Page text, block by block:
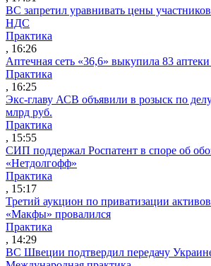
ВС запретил уравнивать цены участников
НДС
Практика
, 16:26
Аптечная сеть «36,6» выкупила 83
Практика
, 16:25
Экс-главу АСВ объявили в розыск по
млрд руб.
Практика
, 15:55
СИП поддержал Роспатент в споре об
«Нетдолгофф»
Практика
, 15:17
Третий аукцион по приватизации активов
«Макфы» провалился
Практика
, 14:29
ВС Швеции подтвердил передачу